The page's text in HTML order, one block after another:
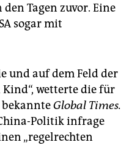
Tagen zuvor. Eine
sogar mit
und auf dem Feld der
wetterte die für
Global Times.
Politik infrage
„regelrechten